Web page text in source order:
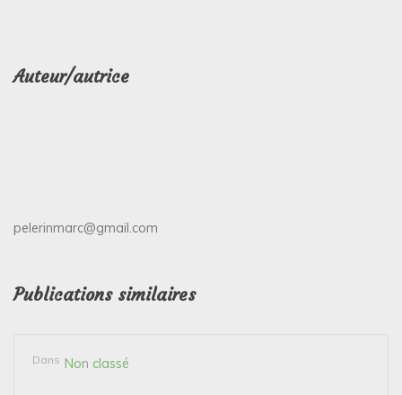
Auteur/autrice
pelerinmarc@gmail.com
Publications similaires
Dans Non classé